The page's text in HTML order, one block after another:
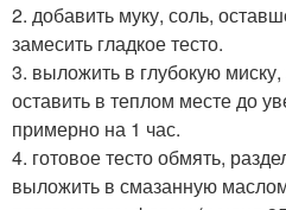
2. добавить муку, соль,
замесить гладкое тесто.
3. выложить в глубокую миску,
оставить в теплом месте до
примерно на 1 час.
4. готовое тесто обмять,
выложить в смазанную